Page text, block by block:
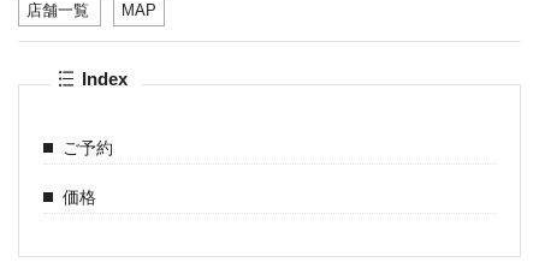
店舗一覧 MAP
Index
ご予約
価格